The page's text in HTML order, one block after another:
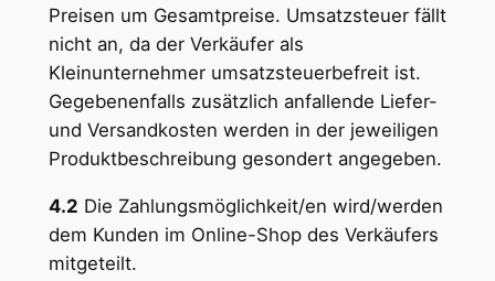
Preisen um Gesamtpreise. Umsatzsteuer fällt
nicht an, da der Verkäufer als
Kleinunternehmer umsatzsteuerbefreit ist.
Gegebenenfalls zusätzlich anfallende Liefer-
und Versandkosten werden in der jeweiligen
Produktbeschreibung gesondert angegeben.
4.2 Die Zahlungsmöglichkeit/en wird/werden
dem Kunden im Online-Shop des Verkäufers
mitgeteilt.